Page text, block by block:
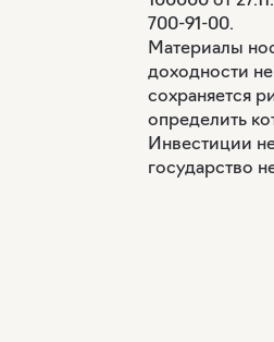
700-91-00.
Материалы
доходности
сохраняется
определить
Инвестиции
государство